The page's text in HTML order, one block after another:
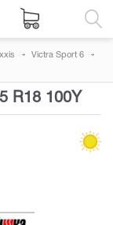
Victra Sport 6
R18 100Y